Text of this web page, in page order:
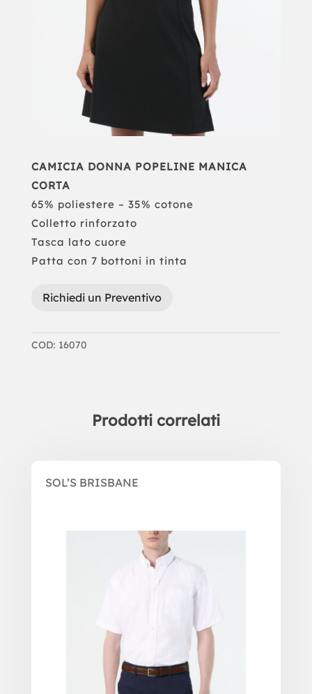
CAMICIA DONNA POPELINE MANICA
CORTA
65% poliestere – 35% cotone
Colletto rinforzato
Tasca lato cuore
Patta con 7 bottoni in tinta
Richiedi un Preventivo
COD: 16070
Prodotti correlati
SOL’S BRISBANE